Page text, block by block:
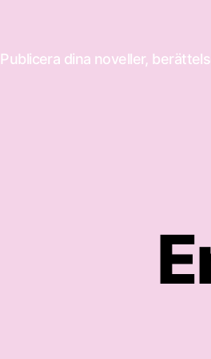
Publicera dina noveller,